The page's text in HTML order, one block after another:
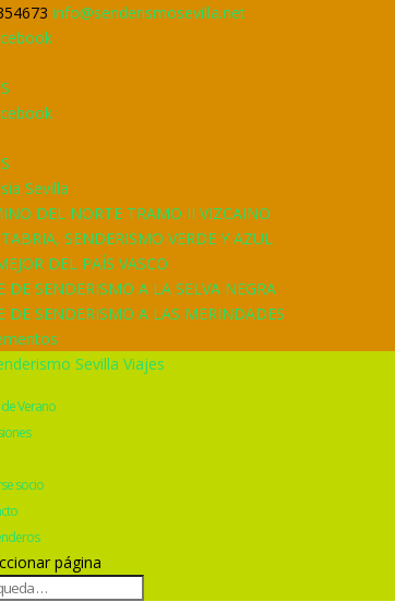
info@senderismosevilla.net
Sevilla
DEL NORTE TRAMO II VIZCAINO
SENDERISMO VERDE Y AZUL
DEL PAÍS VASCO
DE SENDERISMO A LA SELVA NEGRA
DE SENDERISMO A LAS MERINDADES
de Verano
socio
página